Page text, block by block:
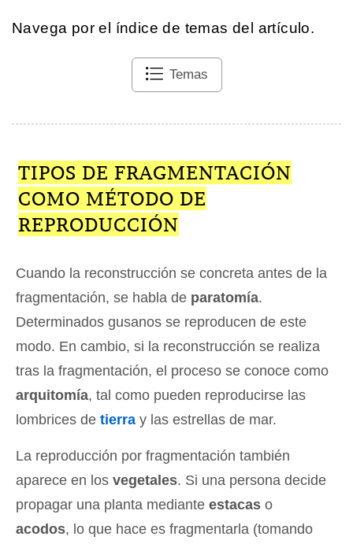
Navega por el índice de temas del artículo.
Temas
TIPOS DE FRAGMENTACIÓN
COMO MÉTODO DE
REPRODUCCIÓN
Cuando la reconstrucción se concreta antes de la
fragmentación, se habla de paratomía.
Determinados gusanos se reproducen de este
modo. En cambio, si la reconstrucción se realiza
tras la fragmentación, el proceso se conoce como
arquitomía, tal como pueden reproducirse las
lombrices de tierra y las estrellas de mar.
La reproducción por fragmentación también
aparece en los vegetales. Si una persona decide
propagar una planta mediante estacas o
acodos, lo que hace es fragmentarla (tomando